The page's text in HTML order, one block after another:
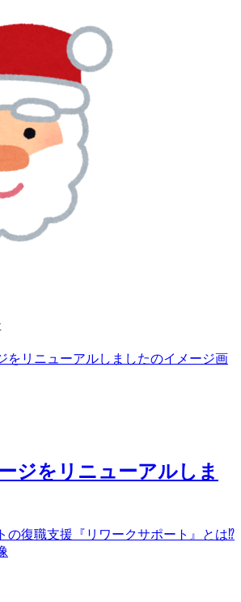
ジをリニューアルしま